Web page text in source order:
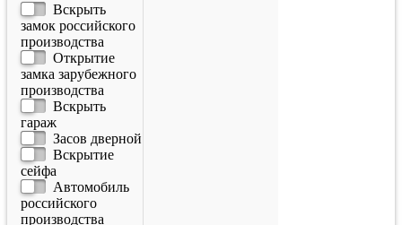
Вскрыть
замок российского
производства
Открытие
замка зарубежного
производства
Вскрыть
гараж
Засов дверной
Вскрытие
сейфа
Автомобиль
российского
производства